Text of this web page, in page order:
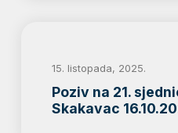
15. listopada, 2025.
Poziv na 21.
Skakavac